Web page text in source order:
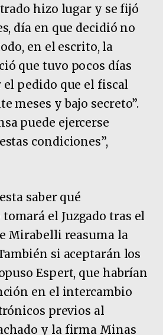
hizo lugar y se fijó
día en que decidió no
en el escrito, la
que tuvo pocos días
pedido que el fiscal
meses y bajo secreto”.
puede ejercerse
condiciones”,
saber qué
el Juzgado tras el
Mirabelli reasuma la
si aceptarán los
Espert, que habrían
en el intercambio
previos al
y la firma Minas